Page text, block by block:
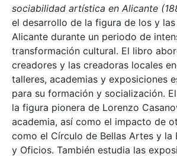
sociabilidad artística en Alicante
el desarrollo de la figura de los y
Alicante durante un periodo de
transformación cultural. El libro
creadores y las creadoras locales
talleres, academias y exposiciones
para su formación y socialización.
la figura pionera de Lorenzo
academia, así como el impacto de
como el Círculo de Bellas Artes y la
y Oficios. También estudia las